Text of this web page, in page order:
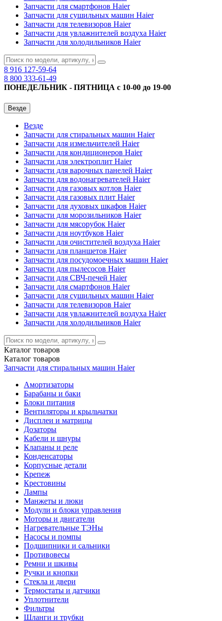
Запчасти для смартфонов Haier
Запчасти для сушильных машин Haier
Запчасти для телевизоров Haier
Запчасти для увлажнителей воздуха Haier
Запчасти для холодильников Haier
8 916 127-59-64
8 800 333-61-49
ПОНЕДЕЛЬНИК - ПЯТНИЦА с 10-00 до 19-00
Везде
Везде
Запчасти для стиральных машин Haier
Запчасти для измельчителей Haier
Запчасти для кондиционеров Haier
Запчасти для электроплит Haier
Запчасти для варочных панелей Haier
Запчасти для водонагревателей Haier
Запчасти для газовых котлов Haier
Запчасти для газовых плит Haier
Запчасти для духовых шкафов Haier
Запчасти для морозильников Haier
Запчасти для мясорубок Haier
Запчасти для ноутбуков Haier
Запчасти для очистителей воздуха Haier
Запчасти для планшетов Haier
Запчасти для посудомоечных машин Haier
Запчасти для пылесосов Haier
Запчасти для СВЧ-печей Haier
Запчасти для смартфонов Haier
Запчасти для сушильных машин Haier
Запчасти для телевизоров Haier
Запчасти для увлажнителей воздуха Haier
Запчасти для холодильников Haier
Каталог товаров
Каталог товаров
Запчасти для стиральных машин Haier
Амортизаторы
Барабаны и баки
Блоки питания
Вентиляторы и крыльчатки
Дисплеи и матрицы
Дозаторы
Кабели и шнуры
Клапаны и реле
Конденсаторы
Корпусные детали
Крепеж
Крестовины
Лампы
Манжеты и люки
Модули и блоки управления
Моторы и двигатели
Нагревательные ТЭНы
Насосы и помпы
Подшипники и сальники
Противовесы
Ремни и шкивы
Ручки и кнопки
Стекла и двери
Термостаты и датчики
Уплотнители
Фильтры
Шланги и трубки